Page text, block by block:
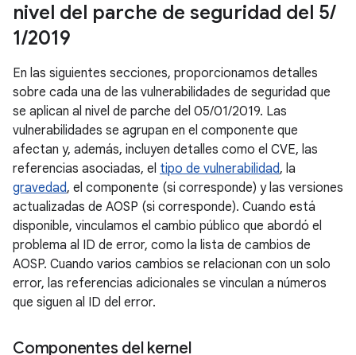
nivel del parche de seguridad del 5/
1/2019
En las siguientes secciones, proporcionamos detalles
sobre cada una de las vulnerabilidades de seguridad que
se aplican al nivel de parche del 05/01/2019. Las
vulnerabilidades se agrupan en el componente que
afectan y, además, incluyen detalles como el CVE, las
referencias asociadas, el tipo de vulnerabilidad, la
gravedad, el componente (si corresponde) y las versiones
actualizadas de AOSP (si corresponde). Cuando está
disponible, vinculamos el cambio público que abordó el
problema al ID de error, como la lista de cambios de
AOSP. Cuando varios cambios se relacionan con un solo
error, las referencias adicionales se vinculan a números
que siguen al ID del error.
Componentes del kernel